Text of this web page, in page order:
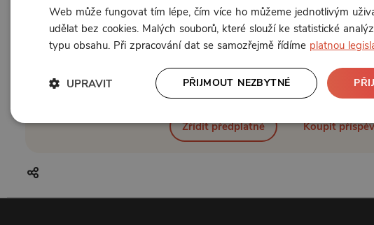
Od 111 Kč měsíčně nebo 45 Kč
Zřídit předplatné Koupit
Web může fungovat tím lépe, čím více ho můžeme jednotlivým
udělat bez cookies. Malých souborů, které slouží ke statistické
typu obsahu. Při zpracování dat se samozřejmě řídíme platnou
PŘIJMOUT NEZBYTNÉ
UPRAVIT